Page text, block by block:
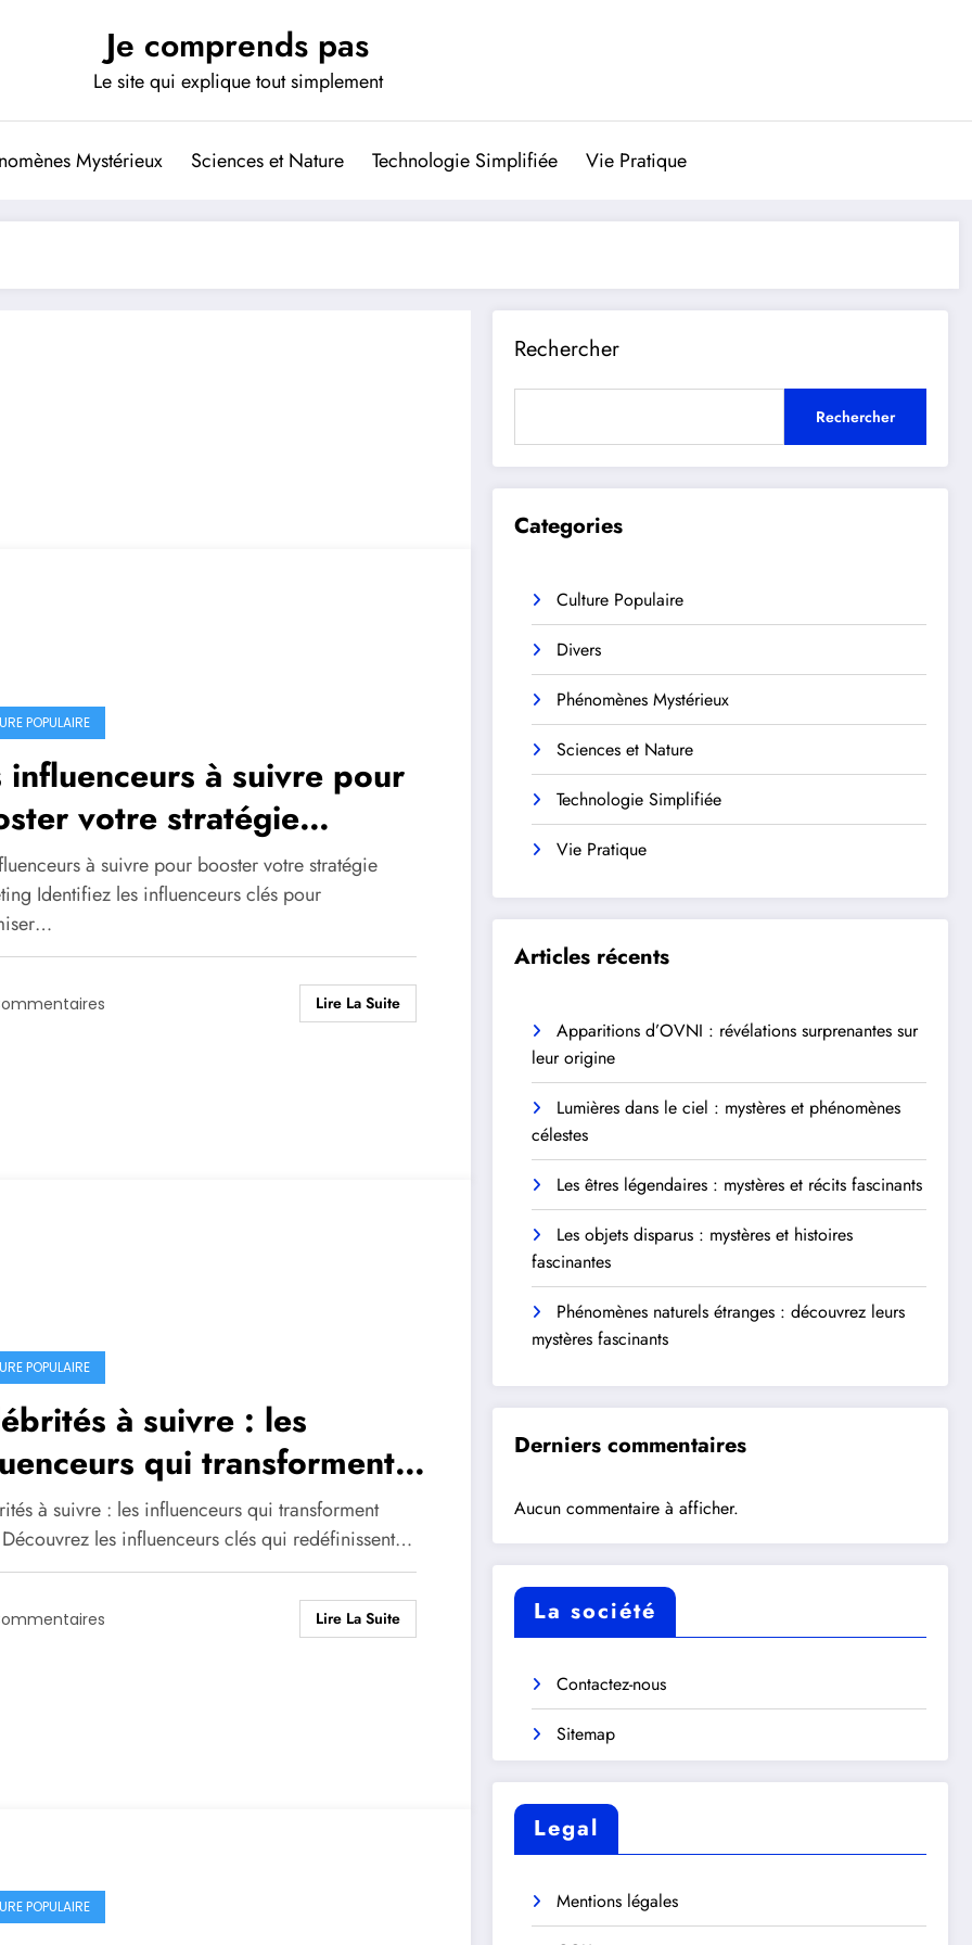
Je comprends pas
Le site qui explique tout simplement
Mystérieux Sciences et Nature Technologie Simplifiée Vie Pratique
POPULAIRE
influenceurs à suivre pour
votre stratégie
à suivre pour booster votre stratégie
Identifiez les influenceurs clés pour
Lire La Suite
POPULAIRE
à suivre : les
qui transforment
à suivre : les influenceurs qui transforment
les influenceurs clés qui redéfinissent…
Lire La Suite
POPULAIRE
Rechercher
Rechercher
Categories
Culture Populaire
Divers
Phénomènes Mystérieux
Sciences et Nature
Technologie Simplifiée
Vie Pratique
Articles récents
Apparitions d’OVNI : révélations surprenantes sur
leur origine
Lumières dans le ciel : mystères et phénomènes
célestes
Les êtres légendaires : mystères et récits fascinants
Les objets disparus : mystères et histoires
fascinantes
Phénomènes naturels étranges : découvrez leurs
mystères fascinants
Derniers commentaires
Aucun commentaire à afficher.
La société
Contactez-nous
Sitemap
Legal
Mentions légales